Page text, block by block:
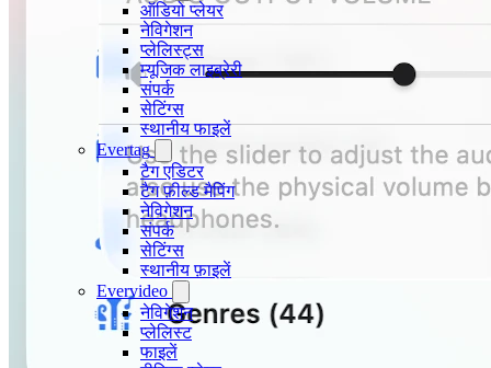
ऑडियो प्लेयर
नेविगेशन
प्लेलिस्ट्स
म्यूजिक लाइब्रेरी
संपर्क
सेटिंग्स
स्थानीय फाइलें
Evertag
टैग एडिटर
टैग फ़ील्ड मैपिंग
नेविगेशन
संपर्क
सेटिंग्स
स्थानीय फ़ाइलें
Evervideo
नेविगेशन
प्लेलिस्ट
फाइलें